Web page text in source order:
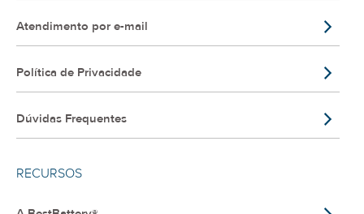
Atendimento por e-mail
Política de Privacidade
Dúvidas Frequentes
RECURSOS